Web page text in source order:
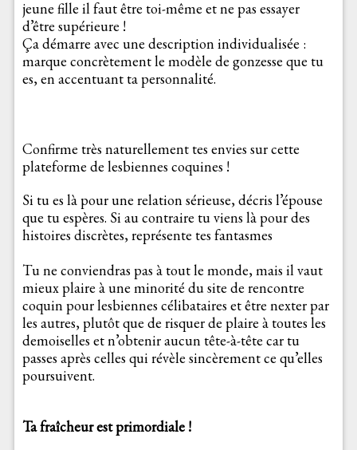
jeune fille il faut être toi-même et ne pas essayer
d’être supérieure !
Ça démarre avec une description individualisée :
marque concrètement le modèle de gonzesse que tu
es, en accentuant ta personnalité.
Confirme très naturellement tes envies sur cette
plateforme de lesbiennes coquines !
Si tu es là pour une relation sérieuse, décris l’épouse
que tu espères. Si au contraire tu viens là pour des
histoires discrètes, représente tes fantasmes
Tu ne conviendras pas à tout le monde, mais il vaut
mieux plaire à une minorité du site de rencontre
coquin pour lesbiennes célibataires et être nexter par
les autres, plutôt que de risquer de plaire à toutes les
demoiselles et n’obtenir aucun tête-à-tête car tu
passes après celles qui révèle sincèrement ce qu’elles
poursuivent.
Ta fraîcheur est primordiale !